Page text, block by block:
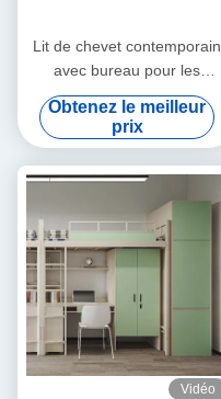
Lit de chevet contemporain
avec bureau pour les
dortoirs scolaires
Obtenez le meilleur
prix
Vidéo